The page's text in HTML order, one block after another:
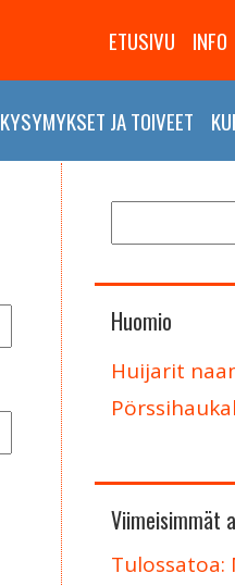
ETUSIVU INFO
KYSYMYKSET JA TOIVEET
Huomio
Huijarit
Viimeisimmät